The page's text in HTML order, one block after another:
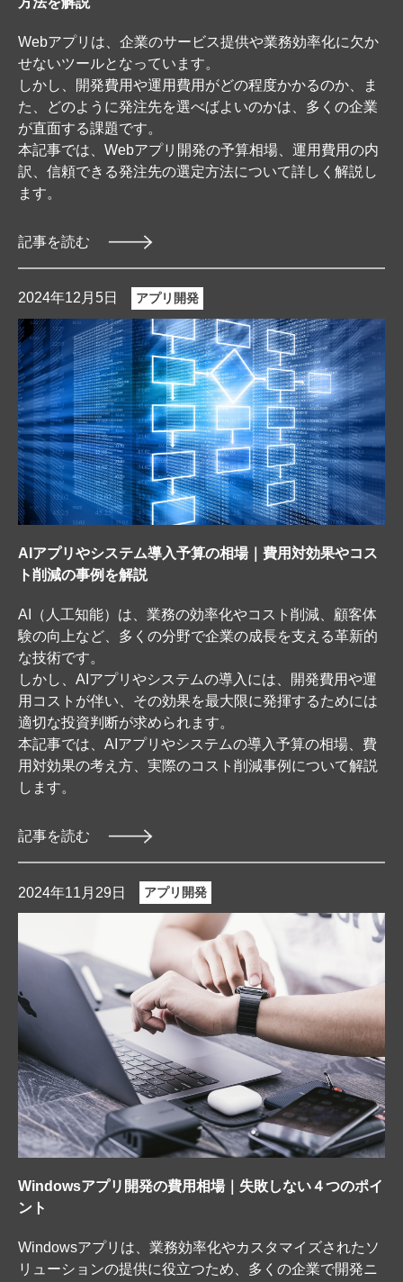
Webアプリは、企業のサービス提供や業務効率化に欠か
せないツールとなっています。
しかし、開発費用や運用費用がどの程度かかるのか、ま
た、どのように発注先を選べばよいのかは、多くの企業
が直面する課題です。
本記事では、Webアプリ開発の予算相場、運用費用の内
訳、信頼できる発注先の選定方法について詳しく解説し
ます。
記事を読む
2024年12月5日 アプリ開発
AIアプリやシステム導入予算の相場｜費用対効果やコス
ト削減の事例を解説
AI（人工知能）は、業務の効率化やコスト削減、顧客体
験の向上など、多くの分野で企業の成長を支える革新的
な技術です。
しかし、AIアプリやシステムの導入には、開発費用や運
用コストが伴い、その効果を最大限に発揮するためには
適切な投資判断が求められます。
本記事では、AIアプリやシステムの導入予算の相場、費
用対効果の考え方、実際のコスト削減事例について解説
します。
記事を読む
2024年11月29日 アプリ開発
Windowsアプリ開発の費用相場｜失敗しない４つのポイ
ント
Windowsアプリは、業務効率化やカスタマイズされたソ
リューションの提供に役立つため、多くの企業で開発ニ